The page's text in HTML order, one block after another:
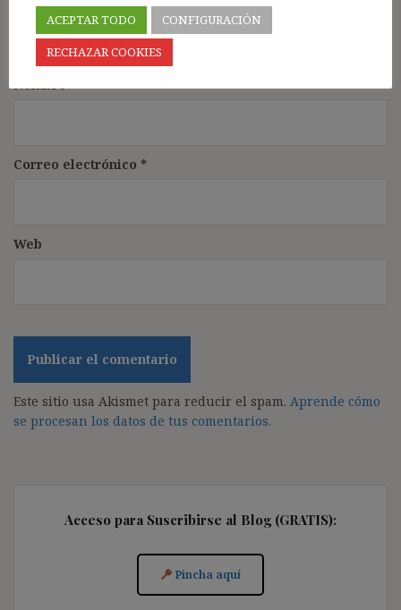
Correo electrónico *
Web
Este sitio usa Akismet para reducir el spam. Aprende cómo
se procesan los datos de tus comentarios.
Acceso para Suscribirse al Blog (GRATIS):
Pincha aquí
ACEPTAR TODO
CONFIGURACIÓN
RECHAZAR COOKIES